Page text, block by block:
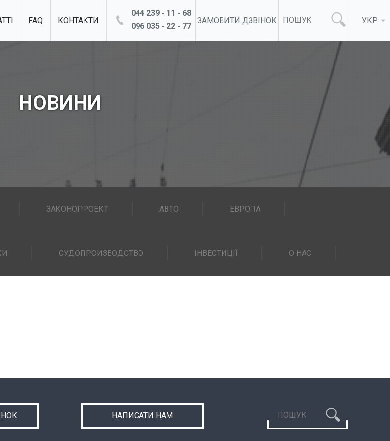
FAQ КОНТАКТИ
044 239 - 11 - 68
096 035 - 22 - 77
ЗАМОВИТИ ДЗВІНОК УКР
НОВИНИ
ЗАКОНОПРОЕКТ АВТО ЕВРОПА
СУДОПРОИЗВОДСТВО ІНВЕСТИЦІЇ О НАС
НАПИСАТИ НАМ